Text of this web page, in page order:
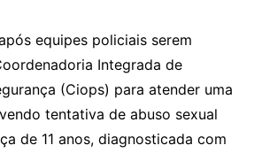
equipes policiais serem
Integrada de
(Ciops) para atender uma
tentativa de abuso sexual
de 11 anos, diagnosticada com